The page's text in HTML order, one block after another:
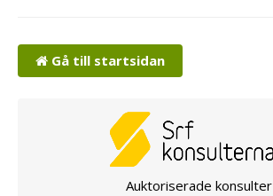
Gå till startsidan
Auktoriserade konsulter